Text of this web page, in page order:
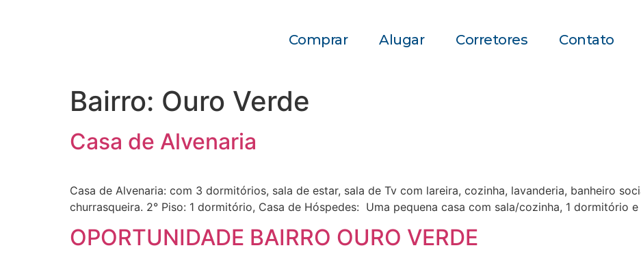
Comprar Alugar Corretores Contato
Bairro: Ouro Verde
Casa de Alvenaria
Casa de Alvenaria: com 3 dormitórios, sala de estar, sala de Tv com lareira, cozinha, lavanderia, banheiro
churrasqueira. 2° Piso: 1 dormitório, Casa de Hóspedes: Uma pequena casa com sala/cozinha, 1 dormitório
OPORTUNIDADE BAIRRO OURO VERDE